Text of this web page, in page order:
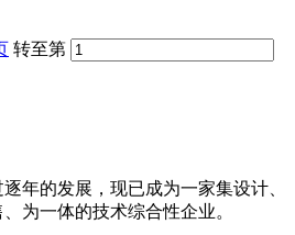
转至第
年的发展，现已成为一家集设计、
为一体的技术综合性企业。